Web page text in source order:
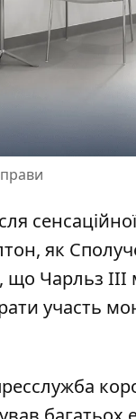
, як
що Чарльз III
участь